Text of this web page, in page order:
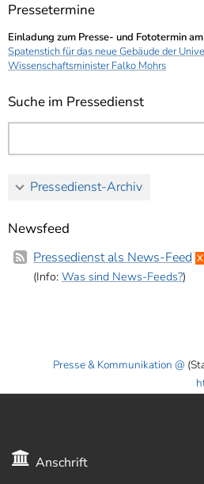
Pressetermine
Einladung zum Presse- und Fototermin
Spatenstich für das neue Gebäude der
Wissenschaftsminister Falko Mohrs
Suche im Pressedienst
Pressedienst-Archiv
Newsfeed
Pressedienst als News-Feed
(Info: Was sind News-Feeds?)
Presse & Kommunikation
Anschrift